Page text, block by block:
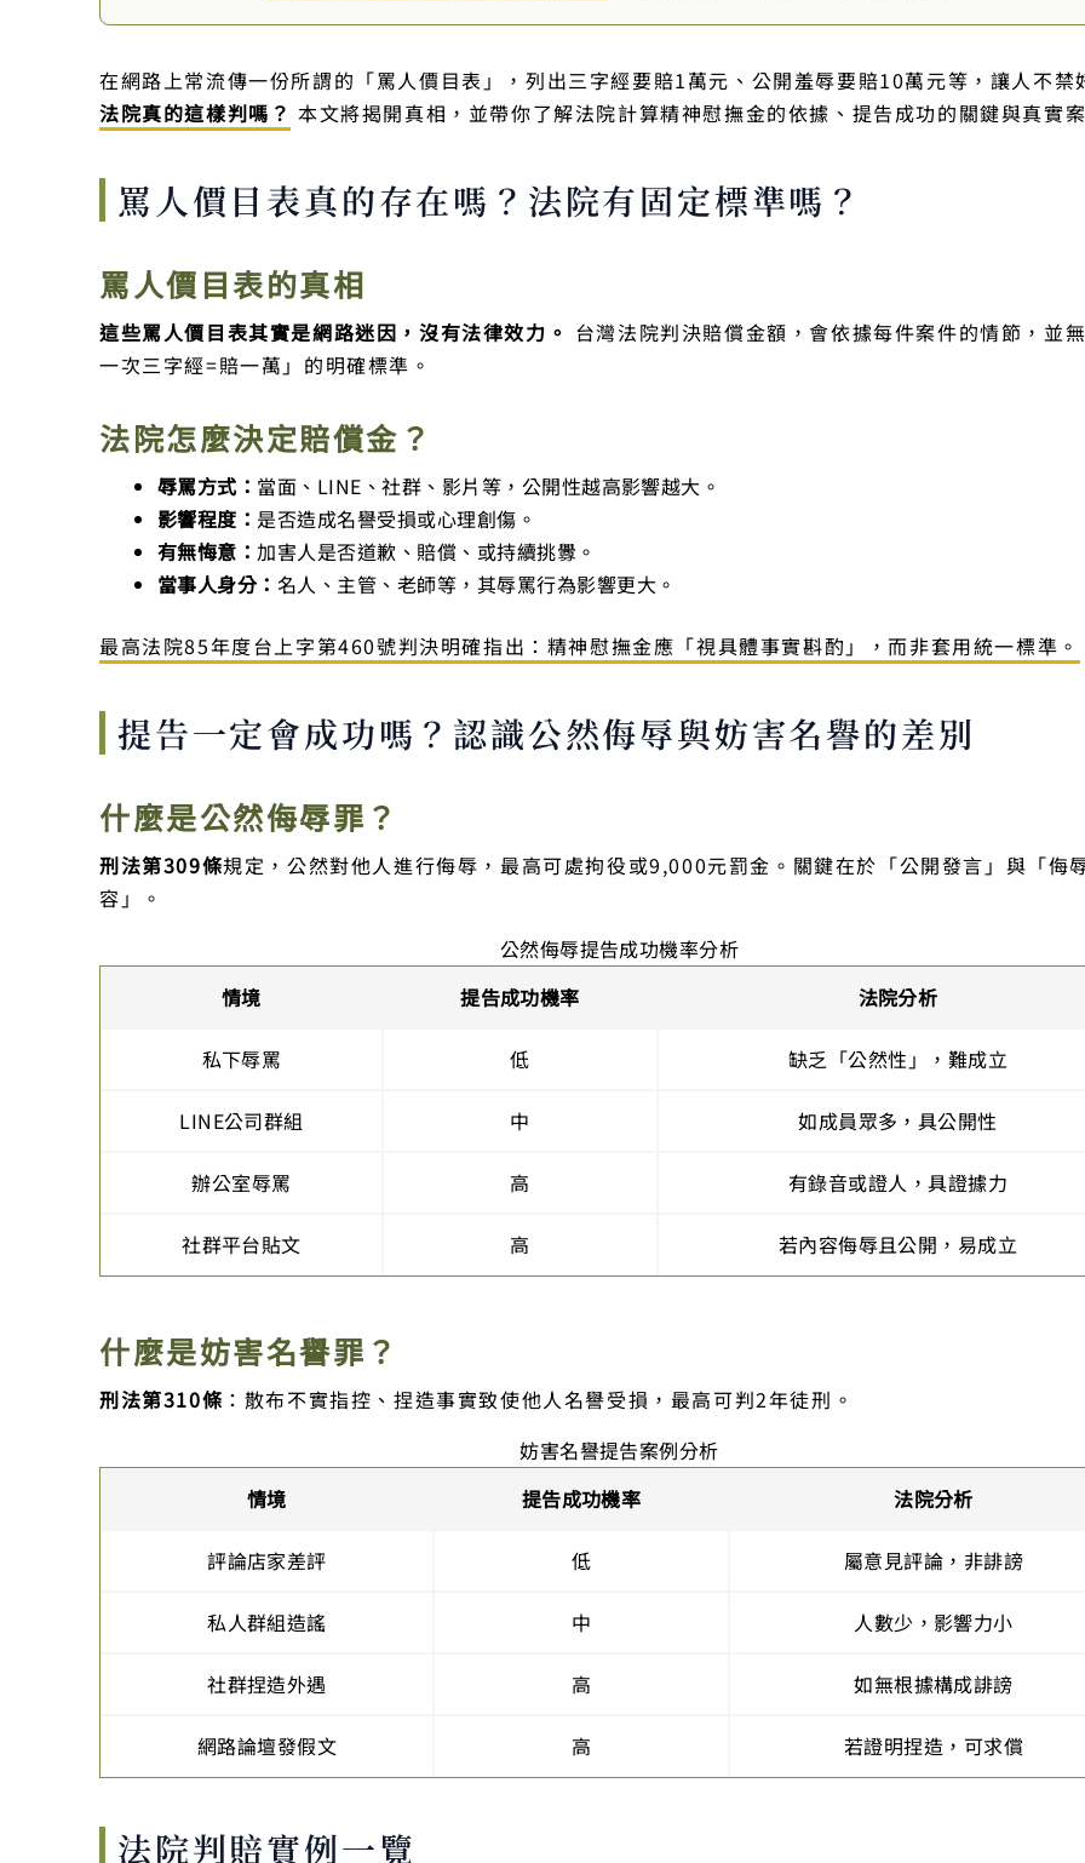
在網路上常流傳一份所謂的「罵人價目表」，列出三字經要賠1萬元、公開羞辱要賠10萬元等，讓人不禁
法院真的這樣判嗎？ 本文將揭開真相，並帶你了解法院計算精神慰撫金的依據、提告成功的關鍵與真實
罵人價目表真的存在嗎？法院有固定標準嗎？
罵人價目表的真相
這些罵人價目表其實是網路迷因，沒有法律效力。 台灣法院判決賠償金額，會依據每件案件的情節，並
一次三字經=賠一萬」的明確標準。
法院怎麼決定賠償金？
辱罵方式： 當面、LINE、社群、影片等，公開性越高影響越大。
影響程度： 是否造成名譽受損或心理創傷。
有無悔意：加害人是否道歉、賠償、或持續挑釁。
當事人身分： 名人、主管、老師等，其辱罵行為影響更大。
最高法院85年度台上字第460號判決明確指出：精神慰撫金應「視具體事實斟酌」，而非套用統一標準。
提告一定會成功嗎？認識公然侮辱與妨害名譽的差別
什麼是公然侮辱罪？
刑法第309條規定，公然對他人進行侮辱，最高可處拘役或9,000元罰金。關鍵在於「公開發言」與「侮
容」。
公然侮辱提告成功機率分析
情境
提告成功機率 法院分析
私下辱罵 低 缺乏「公然性」，難成立
LINE公司群組 中 如成員眾多，具公開性
辦公室辱罵 高 有錄音或證人，具證據力
社群平台貼文 高 若內容侮辱且公開，易成立
什麼是妨害名譽罪？
刑法第310條 ：散布不實指控、捏造事實致使他人名譽受損，最高可判2年徒刑。
妨害名譽提告案例分析
情境
提告成功機率 法院分析
評論店家差評 低 屬意見評論，非誹謗
私人群組造謠 中 人數少，影響力小
社群捏造外遇 高 如無根據構成誹謗
網路論壇發假文 高 若證明捏造，可求償
法院判賠實例一覽